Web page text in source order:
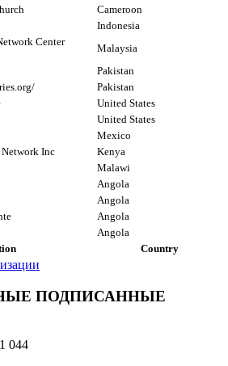
Cameroon
Indonesia
Center
Malaysia
Pakistan
Pakistan
United States
United States
Mexico
Inc
Kenya
Malawi
Angola
Angola
Angola
Angola
Country
ПОДПИСАННЫЕ
044